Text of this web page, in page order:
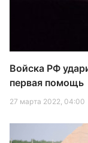
Войска РФ
первая помощь
27 марта 2022, 04:00